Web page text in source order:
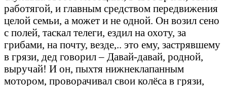
работягой, и главным средством передвижения
целой семьи, а может и не одной. Он возил сено
с полей, таскал телеги, ездил на охоту, за
грибами, на почту, везде,.. это ему, застрявшему
в грязи, дед говорил – Давай-давай, родной,
выручай! И он, пыхтя нижнеклапанным
мотором, проворачивал свои колёса в грязи,